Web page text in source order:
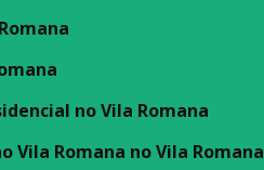
no Vila Romana
Vila Romana no Vila Romana